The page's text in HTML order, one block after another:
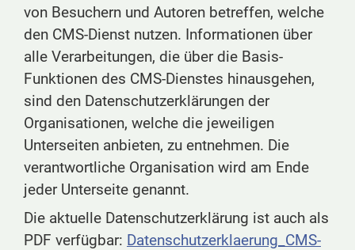
von Besuchern und Autoren betreffen, welche
den CMS-Dienst nutzen. Informationen über
alle Verarbeitungen, die über die Basis-
Funktionen des CMS-Dienstes hinausgehen,
sind den Datenschutzerklärungen der
Organisationen, welche die jeweiligen
Unterseiten anbieten, zu entnehmen. Die
verantwortliche Organisation wird am Ende
jeder Unterseite genannt.
Die aktuelle Datenschutzerklärung ist auch als
PDF verfügbar: Datenschutzerklaerung_CMS-